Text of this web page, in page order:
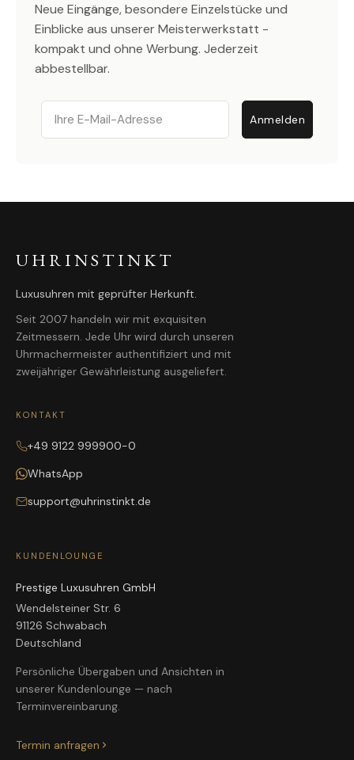
Neue Eingänge, besondere Einzelstücke und
Einblicke aus unserer Meisterwerkstatt -
kompakt und ohne Werbung. Jederzeit
abbestellbar.
Email
Anmelden
UHRINSTINKT
Luxusuhren mit geprüfter Herkunft.
Seit 2007 handeln wir mit exquisiten
Zeitmessern. Jede Uhr wird durch unseren
Uhrmachermeister authentifiziert und mit
zweijähriger Gewährleistung ausgeliefert.
KONTAKT
+49 9122 999900-0
WhatsApp
support@uhrinstinkt.de
KUNDENLOUNGE
Prestige Luxusuhren GmbH
Wendelsteiner Str. 6
91126 Schwabach
Deutschland
Persönliche Übergaben und Ansichten in
unserer Kundenlounge — nach
Terminvereinbarung.
Termin anfragen